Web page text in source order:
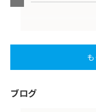
ブログ